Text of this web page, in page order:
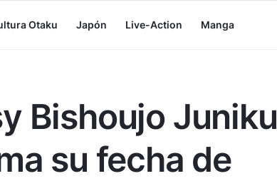
Otaku Japón Live-Action Manga
Bishoujo Juniku
su fecha de